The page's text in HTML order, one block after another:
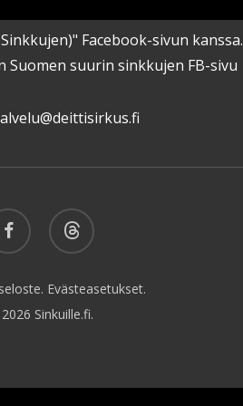
Facebook-sivun
Suomen suurin sinkkujen FB-sivu
threads
Evästeasetukset.
Sinkuille.fi.